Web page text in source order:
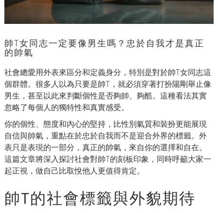
帥T女同志一定要像男生嗎？忠於自我才是真正
的帥氣
社會總愛用外表來區分和定義身分，特別是對於帥T女同志這
個群體。很多人以為只要是帥T，就必須穿著打扮陽剛舉止像
男生，甚至以此來判斷個性是否夠帥、夠酷。這種看法其實
忽略了每個人的獨特性和真實感受。
你的個性、態度和內心的堅持，比性別氣質和裝扮更能展現
自信與帥氣，重點在於忠於自我而不是迎合外界的標籤。外
表只是表現的一部分，真正的帥氣，來自你的選擇和自在。
這篇文章將深入探討社會對帥T的刻板印象，同時呼籲大家一
起正視，做自己比取悅他人更值得肯定。
帥T的社會標籤與外貌期待